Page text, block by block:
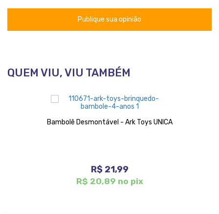
Publique sua opinião
QUEM VIU, VIU TAMBÉM
Bambolê Desmontável - Ark Toys UNICA
R$ 21,99
R$ 20,89 no pix